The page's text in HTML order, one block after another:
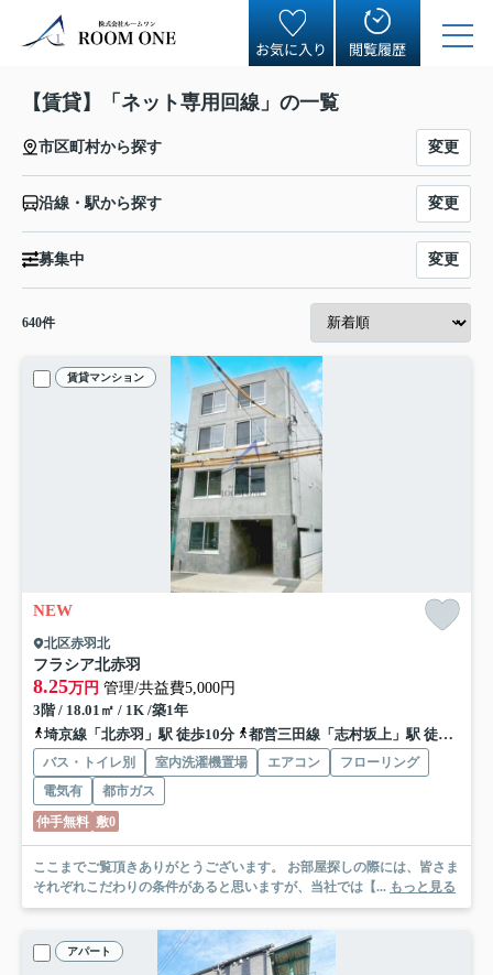
お気に入り 閲覧履歴
【賃貸】「ネット専用回線」の一覧
市区町村から探す 変更
沿線・駅から探す 変更
募集中 変更
640件
賃貸マンション
NEW
北区赤羽北
フラシア北赤羽
8.25万円 管理/共益費5,000円
3階 / 18.01㎡ / 1K /築1年
埼京線「北赤羽」駅 徒歩10分
都営三田線「志村坂上」駅 徒歩16分
バス・トイレ別 室内洗濯機置場 エアコン
フローリング
電気有
都市ガス
仲手無料 敷0
ここまでご覧頂きありがとうございます。 お部屋探しの際には、皆さま
それぞれこだわりの条件があると思いますが、当社では【... もっと見る
アパート